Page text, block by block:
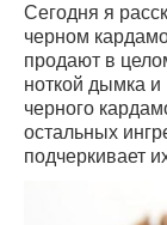
Сегодня я
черном
продают в
ноткой дымка
черного
остальных
подчеркивает